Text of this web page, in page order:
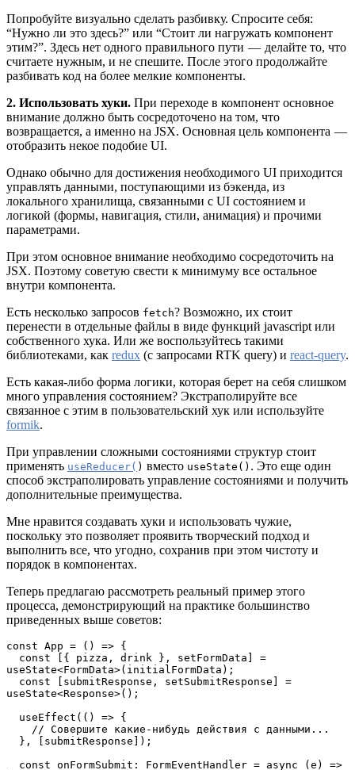
Попробуйте визуально сделать разбивку. Спросите себя:
“Нужно ли это здесь?” или “Стоит ли нагружать компонент
этим?”. Здесь нет одного правильного пути — делайте то, что
считаете нужным, и не спешите. После этого продолжайте
разбивать код на более мелкие компоненты.
2. Использовать хуки. При переходе в компонент основное
внимание должно быть сосредоточено на том, что
возвращается, а именно на JSX. Основная цель компонента —
отобразить некое подобие UI.
Однако обычно для достижения необходимого UI приходится
управлять данными, поступающими из бэкенда, из
локального хранилища, связанными с UI состоянием и
логикой (формы, навигация, стили, анимация) и прочими
параметрами.
При этом основное внимание необходимо сосредоточить на
JSX. Поэтому советую свести к минимуму все остальное
внутри компонента.
Есть несколько запросов fetch? Возможно, их стоит
перенести в отдельные файлы в виде функций javascript или
собственного хука. Или же воспользуйтесь такими
библиотеками, как redux (с запросами RTK query) и react-query.
Есть какая-либо форма логики, которая берет на себя слишком
много управления состоянием? Экстраполируйте все
связанное с этим в пользовательский хук или используйте
formik.
При управлении сложными состояниями структур стоит
применять useReducer( ) вместо useState() . Это еще один
способ экстраполировать управление состояниями и получить
дополнительные преимущества.
Мне нравится создавать хуки и использовать чужие,
поскольку это позволяет проявить творческий подход и
выполнить все, что угодно, сохранив при этом чистоту и
порядок в компонентах.
Теперь предлагаю рассмотреть реальный пример этого
процесса, демонстрирующий на практике большинство
приведенных выше советов:
const App = () => {
useState<FormData>(initialFormData);
useState<Response>();
  useEffect(() => {
    // Совершите какие-нибудь действия с данными...
  }, [submitResponse]);